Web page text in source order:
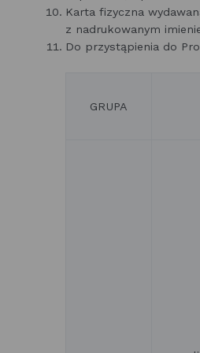
Karta fizyczna
z nadrukowanym
Do przystąpienia do
GRUPA